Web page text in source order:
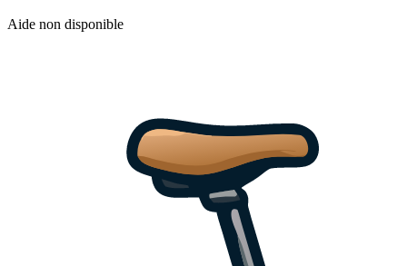
Aide non disponible